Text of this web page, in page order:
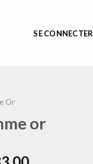
SE CONNECTER
Or
or